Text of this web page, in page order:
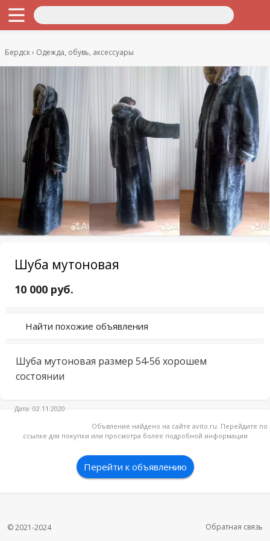
Бердск Одежда, обувь, аксессуары
Шуба мутоновая
10 000 руб.
Найти похожие объявления
Шуба мутоновая размер 54-56 хорошем
состоянии
Дата: 02.11.2020
Объвление найдено на сайте avito.ru. Перейдите по
ссылке для покупки или просмотра более подробной информации
Перейти к объявлению
© 2021-2024 Обратная связь